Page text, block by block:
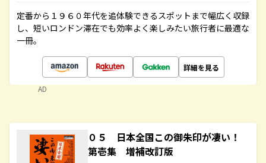
定番から１９６０年代を追体験できるスポットまで幅広く収録
し、短いロンドン滞在でも効率よく楽しみたい旅行者に最適な
一冊。
詳細を見る
AD
０５ 日本全国この御朱印が凄い！
第壱集 増補改訂版